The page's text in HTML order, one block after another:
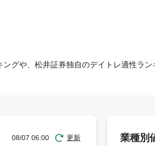
グや、松井証券独自のデイトレ適性ラン